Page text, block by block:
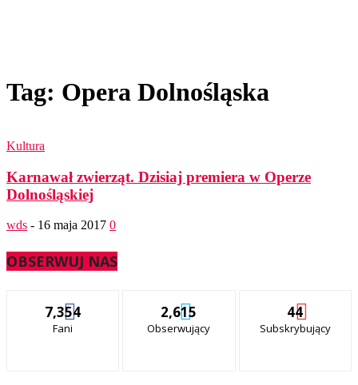
Tag: Opera Dolnośląska
Kultura
Karnawał zwierząt. Dzisiaj premiera w Operze
Dolnośląskiej
wds - 16 maja 2017 0
OBSERWUJ NAS
7,354
Fani
2,615
Obserwujący
44
Subskrybujący